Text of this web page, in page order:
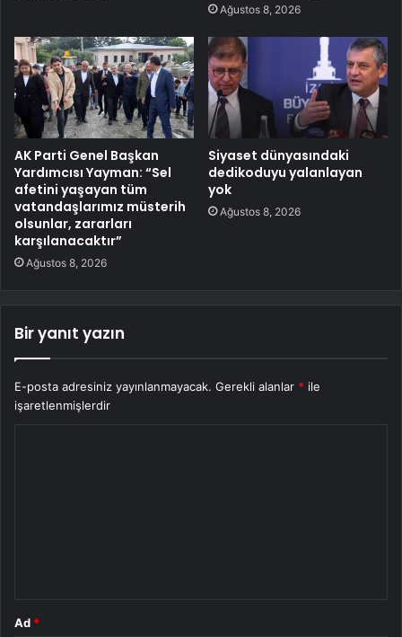
Ağustos 8, 2026
AK Parti Genel Başkan
Yardımcısı Yayman: “Sel
afetini yaşayan tüm
vatandaşlarımız müsterih
olsunlar, zararları
karşılanacaktır”
Ağustos 8, 2026
Siyaset dünyasındaki
dedikoduyu yalanlayan
yok
Ağustos 8, 2026
Bir yanıt yazın
E-posta adresiniz yayınlanmayacak. Gerekli alanlar * ile
işaretlenmişlerdir
Ad *